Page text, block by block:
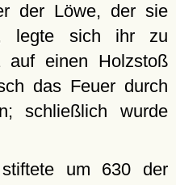
der Löwe, der sie
legte sich ihr zu
auf einen Holzstoß
das Feuer durch
schließlich wurde
um 630 der